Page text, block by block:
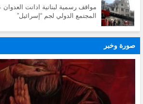
مواقف رسمية لبنانية ادانت
المجتمع الدولي لجم “إسرائيل”
صورة وخبر